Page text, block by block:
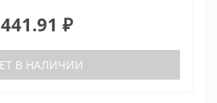
441.91 ₽
В НАЛИЧИИ